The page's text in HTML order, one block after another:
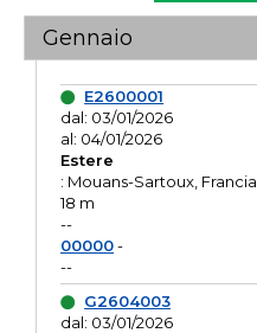
Gennaio
E2600001
dal: 03/01/2026
al: 04/01/2026
Estere
: Mouans-Sartoux, Francia
18 m
--
00000-
--
G2604003
dal: 03/01/2026